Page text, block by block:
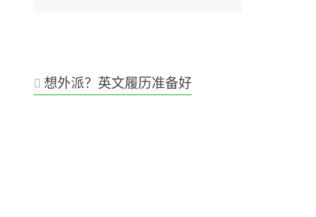
想外派？英文履历准备好